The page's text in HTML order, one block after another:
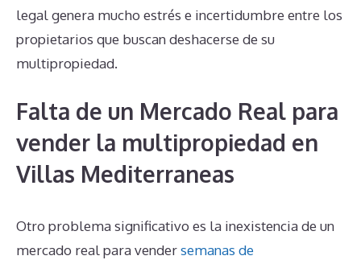
legal genera mucho estrés e incertidumbre entre los
propietarios que buscan deshacerse de su
multipropiedad.
Falta de un Mercado Real para
vender la multipropiedad en
Villas Mediterraneas
Otro problema significativo es la inexistencia de un
mercado real para vendersemanas de